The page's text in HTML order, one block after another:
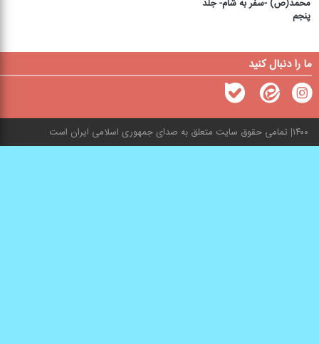
محمد(ص) -سفر به شام- جلد
پنجم
ما را دنبال کنید
۱۴۰۰ تمامی حقوق سایت متعلق به صدای جمهوری اسلامی ایران است